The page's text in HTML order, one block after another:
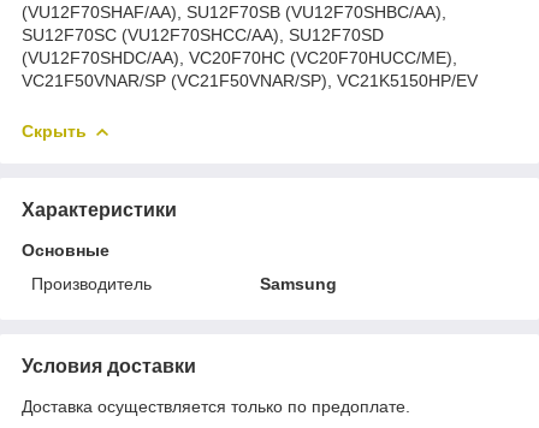
(VU12F70SHAF/AA), SU12F70SB (VU12F70SHBC/AA),
SU12F70SC (VU12F70SHCC/AA), SU12F70SD
(VU12F70SHDC/AA), VC20F70HC (VC20F70HUCC/ME),
VC21F50VNAR/SP (VC21F50VNAR/SP), VC21K5150HP/EV
Скрыть
Характеристики
Основные
Производитель
Samsung
Условия доставки
Доставка осуществляется только по предоплате.